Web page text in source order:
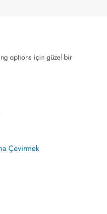
options için güzel bir
Çevirmek